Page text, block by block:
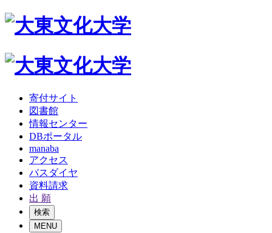
寄付サイト
図書館
情報センター
DBポータル
manaba
アクセス
バスダイヤ
資料請求
出 願
検索
MENU